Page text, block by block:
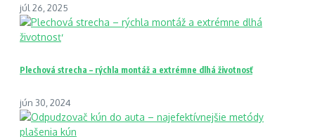
júl 26, 2025
Plechová strecha – rýchla montáž a extrémne dlhá životnosť
jún 30, 2024